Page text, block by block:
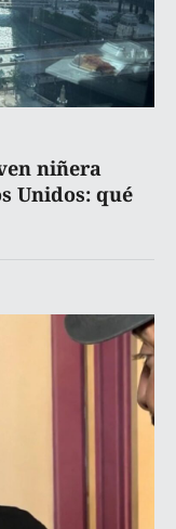
niñera
Unidos: qué